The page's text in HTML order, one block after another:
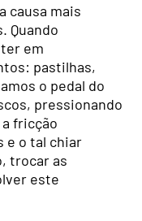
causa mais
Quando
em
pastilhas,
o pedal do
pressionando
fricção
e o tal chiar
trocar as
este